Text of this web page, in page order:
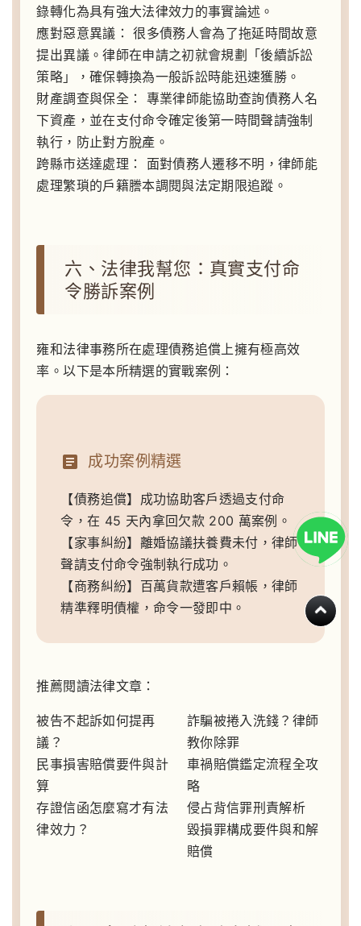
錄轉化為具有強大法律效力的事實論述。
應對惡意異議： 很多債務人會為了拖延時間故意
提出異議。律師在申請之初就會規劃「後續訴訟
策略」，確保轉換為一般訴訟時能迅速獲勝。
財產調查與保全：
專業律師能協助查詢債務人名
下資產，並在支付命令確定後第一時間聲請強制
執行，防止對方脫產。
跨縣市送達處理：
面對債務人遷移不明，律師能
處理繁瑣的戶籍謄本調閱與法定期限追蹤。
六、法律我幫您：真實支付命
令勝訴案例
雍和法律事務所在處理債務追償上擁有極高效
率。以下是本所精選的實戰案例：
成功案例精選
【債務追償】成功協助客戶透過支付命
令，在 45 天內拿回欠款 200 萬案例。
【家事糾紛】離婚協議扶養費未付，律師
聲請支付命令強制執行成功。
【商務糾紛】百萬貨款遭客戶賴帳，律師
精準釋明債權，命令一發即中。
推薦閱讀法律文章：
被告不起訴如何提再
議？
民事損害賠償要件與計
算
存證信函怎麼寫才有法
律效力？
詐騙被捲入洗錢？律師
教你除罪
車禍賠償鑑定流程全攻
略
侵占背信罪刑責解析
毀損罪構成要件與和解
賠償